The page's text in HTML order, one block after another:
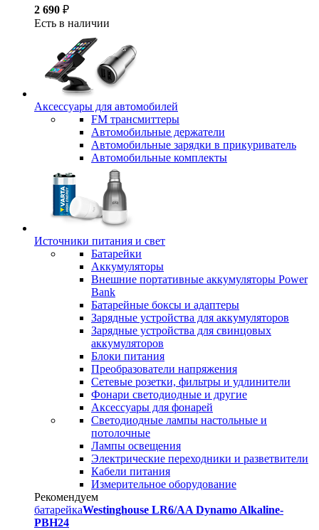
2 690 ₽
Есть в наличии
Аксессуары для автомобилей
FM трансмиттеры
Автомобильные держатели
Автомобильные зарядки в прикуриватель
Автомобильные комплекты
Источники питания и свет
Батарейки
Аккумуляторы
Внешние портативные аккумуляторы Power
Bank
Батарейные боксы и адаптеры
Зарядные устройства для аккумуляторов
Зарядные устройства для свинцовых
аккумуляторов
Блоки питания
Преобразователи напряжения
Сетевые розетки, фильтры и удлинители
Фонари светодиодные и другие
Аксессуары для фонарей
Светодиодные лампы настольные и
потолочные
Лампы освещения
Электрические переходники и разветвители
Кабели питания
Измерительное оборудование
Рекомендуем
батарейкаWestinghouse LR6/AA Dynamo Alkaline-
PBH24